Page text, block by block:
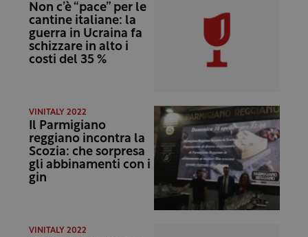
Non c’è “pace” per le
cantine italiane: la
guerra in Ucraina fa
schizzare in alto i
costi del 35 %
VINITALY 2022
Il Parmigiano
reggiano incontra la
Scozia: che sorpresa
gli abbinamenti con i
gin
VINITALY 2022